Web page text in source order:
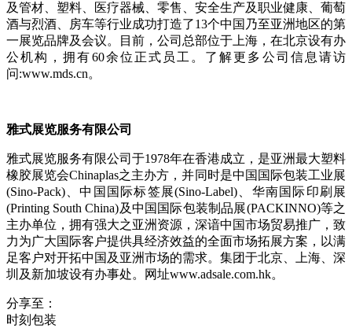
及管材、塑料、医疗器械、零售、安全生产及职业健康、葡萄
酒与烈酒、房车等行业成功打造了13个中国乃至亚洲地区的第
一展览品牌及会议。目前，公司总部位于上海，在北京设有办
公机构，拥有60余位正式员工。了解更多公司信息请访
问:www.mds.cn。
雅式展览服务有限公司
雅式展览服务有限公司于1978年在香港成立，是亚洲最大塑料
橡胶展览会Chinaplas之主办方，并同时是中国国际包装工业展
(Sino-Pack)、中国国际标签展(Sino-Label)、华南国际印刷展
(Printing South China)及中国国际包装制品展(PACKINNO)等之
主办单位，拥有强大之亚洲资源，深谙中国市场贸易推广，致
力为广大国际客户提供具经济效益的全面市场拓展方案，以满
足客户对开拓中国及亚洲市场的需求。集团于北京、上海、深
圳及新加坡设有办事处。网址www.adsale.com.hk。
分享至：
时刻包装